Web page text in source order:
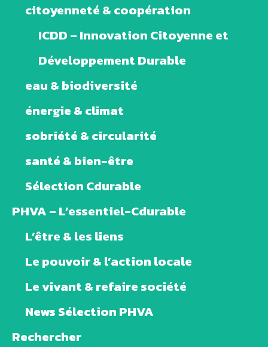
citoyenneté & coopération
ICDD – Innovation Citoyenne et
Développement Durable
eau & biodiversité
énergie & climat
sobriété & circularité
santé & bien-être
Sélection Cdurable
PHVA – L’essentiel-Cdurable
L’être & les liens
Le pouvoir & l’action locale
Le vivant & refaire société
News Sélection PHVA
Rechercher